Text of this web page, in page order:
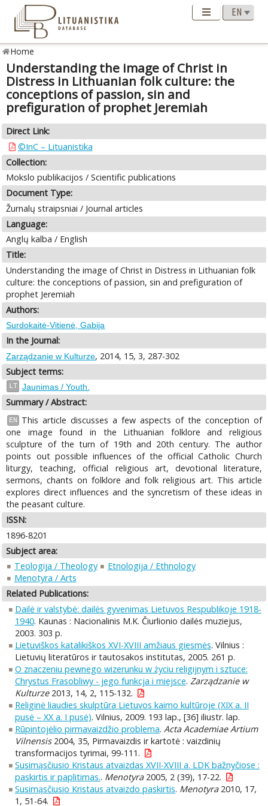
Home
Understanding the image of Christ in
Distress in Lithuanian folk culture: the
conceptions of passion, sin and
prefiguration of prophet Jeremiah
Direct Link:
©InC – Lituanistika
Collection:
Mokslo publikacijos / Scientific publications
Document Type:
Žurnalų straipsniai / Journal articles
Language:
Anglų kalba / English
Title:
Understanding the image of Christ in Distress in Lithuanian folk
culture: the conceptions of passion, sin and prefiguration of
prophet Jeremiah
Authors:
Surdokaitė-Vitienė, Gabija
In the Journal:
Zarządzanie w Kulturze, 2014, 15, 3, 287-302
Subject terms:
LT Jaunimas / Youth.
Summary / Abstract:
EN
This article discusses a few aspects of the conception of
one image found in the Lithuanian folklore and religious
sculpture of the turn of 19th and 20th century. The author
points out possible influences of the official Catholic Church
liturgy, teaching, official religious art, devotional literature,
sermons, chants on folklore and folk religious art. This article
explores direct influences and the syncretism of these ideas in
the peasant culture.
ISSN:
1896-8201
Subject area:
Teologija / Theology
Etnologija / Ethnology
Menotyra / Arts
Related Publications:
Dailė ir valstybė: dailės gyvenimas Lietuvos Respublikoje 1918-
1940. Kaunas : Nacionalinis M.K. Čiurlionio dailės muziejus,
2003. 303 p.
Lietuviškos katalikiškos XVI-XVIII amžiaus giesmės. Vilnius :
Lietuvių literatūros ir tautosakos institutas, 2005. 261 p.
O znaczeniu pewnego wizerunku w życiu religijnym i sztuce:
Chrystus Frasobliwy - jego funkcja i miejsce. Zarządzanie w
Kulturze2013, 14, 2, 115-132.
Religinė liaudies skulptūra Lietuvos kaimo kultūroje (XIX a. II
pusė – XX a. I pusė). Vilnius, 2009. 193 lap., [36] iliustr. lap.
Rūpintojėlio pirmavaizdžio problema. Acta Academiae Artium
Vilnensis2004, 35, Pirmavaizdis ir kartotė : vaizdinių
transformacijos tyrimai, 99-111.
Susimąsčiusio Kristaus atvaizdas XVII-XVIII a. LDK bažnyčiose :
paskirtis ir paplitimas.. Menotyra2005, 2 (39), 17-22.
Susimąsčiusio Kristaus atvaizdo paskirtis. Menotyra2010, 17,
1, 51-64.